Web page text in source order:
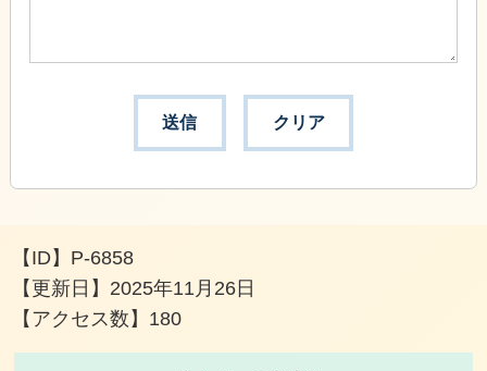
【ID】 P-6858
【更新日】 2025年11月26日
【アクセス数】 180